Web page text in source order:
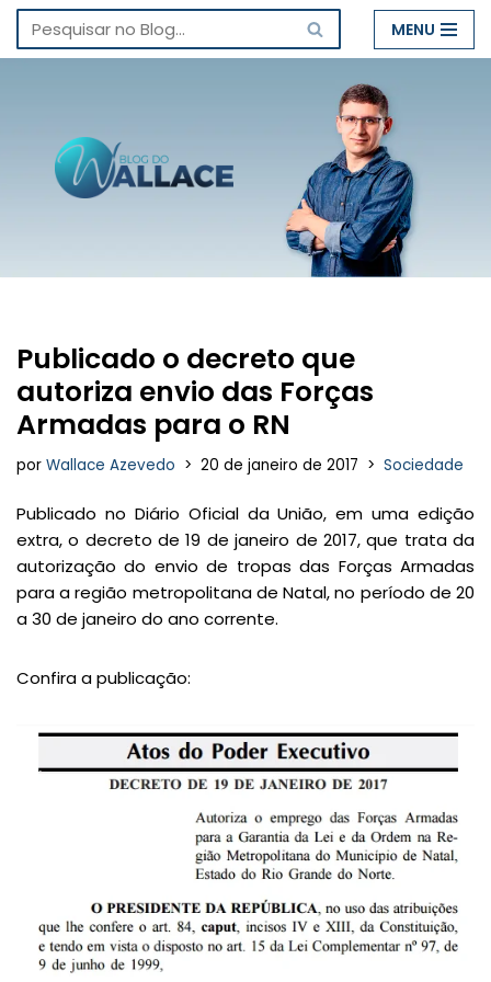
Pular
conteúdo
MENU
Publicado o decreto que
autoriza envio das Forças
Armadas para o RN
por Wallace Azevedo 20 de janeiro de 2017 Sociedade
Publicado no Diário Oficial da União, em uma edição
extra, o decreto de 19 de janeiro de 2017, que trata da
autorização do envio de tropas das Forças Armadas
para a região metropolitana de Natal, no período de 20
a 30 de janeiro do ano corrente.
Confira a publicação: